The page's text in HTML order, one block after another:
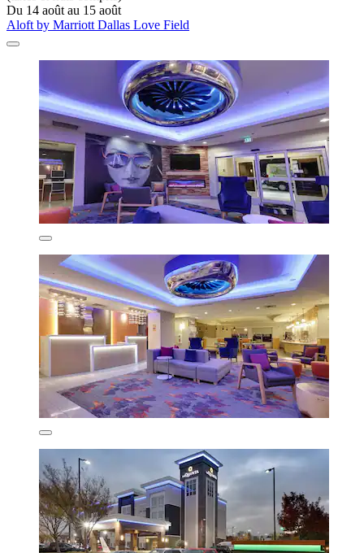
Du 14 août au 15 août
Aloft by Marriott Dallas Love Field